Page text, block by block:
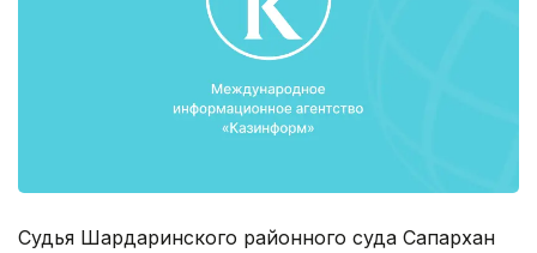
Судья Шардаринского районного суда Сапархан